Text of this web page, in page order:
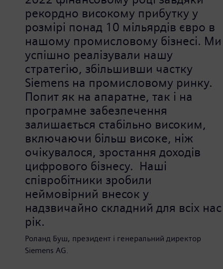
рекордно високому прибутку у
розмірі понад 10 мільярдів євро в
нашому промисловому бізнесі. Ми
успішно реалізували нашу
стратегію, збільшивши частку
Siemens на промисловому ринку.
Попит як на апаратне, так і на
програмне забезпечення
залишається стабільно високим,
включаючи більш високе, ніж
очікувалося, зростання доходів
цифрового бізнесу. Наші
співробітники зробили
неймовірний внесок у
надзвичайно складний для всіх нас
рік.
Роланд Буш, президент і генеральний директор
Siemens AG.